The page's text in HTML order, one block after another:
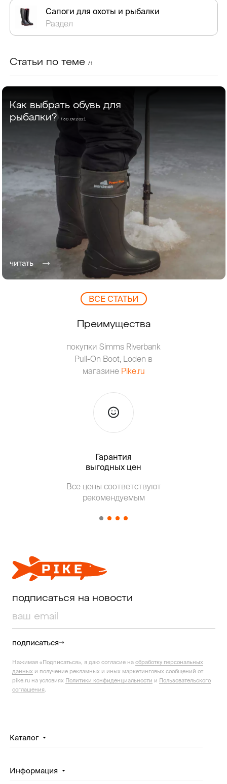
Сапоги для охоты и рыбалки
Раздел
Статьи по теме / 1
Как выбрать обувь для
рыбалки? / 30.09.2021
читать
ВCЕ СТАТЬИ
Преимущества
покупки Simms Riverbank
Pull-On Boot, Loden в
магазине Pike.ru
Гарантия
выгодных цен
Все цены соответствуют
рекомендуемым
подписаться на новости
подписаться
Нажимая «Подписаться», я даю согласие на обработку персональных
данных и получение рекламных и иных маркетинговых сообщений от
pike.ru на условиях Политики конфиденциальности и Пользовательского
соглашения
Каталог
Информация